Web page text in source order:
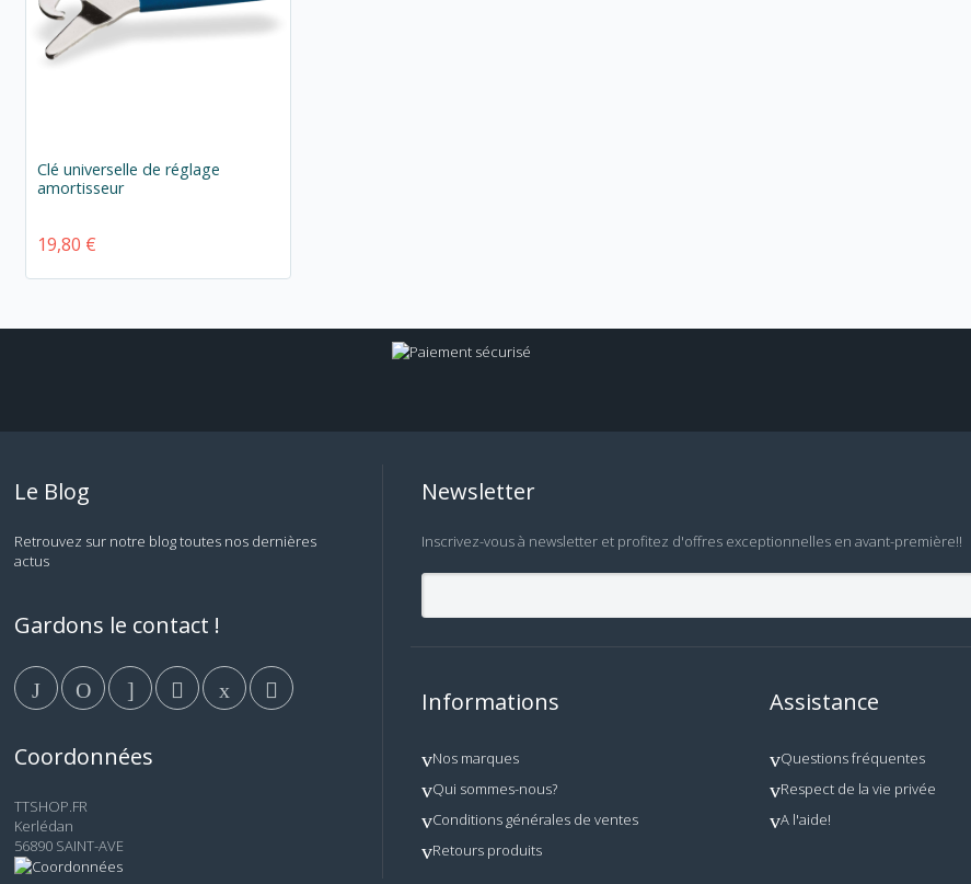
Clé universelle de réglage
amortisseur
19,80 €
Le Blog
Retrouvez sur notre blog toutes nos dernières
actus
Gardons le contact !
Coordonnées
TTSHOP.FR
Kerlédan
56890 SAINT-AVE
Newsletter
Inscrivez-vous à newsletter et profitez d'offres exceptionnelles en avant-première!!
Informations
Nos marques
Qui sommes-nous?
Conditions générales de ventes
Retours produits
Assistance
Questions fréquentes
Respect de la vie privée
A l'aide!